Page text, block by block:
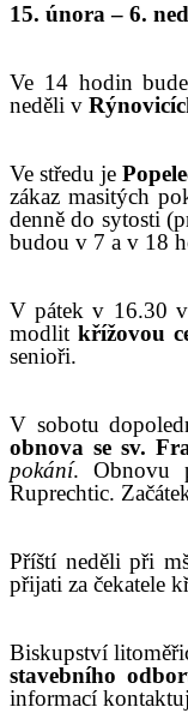
15. února– 6.
Ve 14 hodin
neděli v
Ve středu je
zákaz masitých
denně do sytosti
budou v 7 a v 18
V pátek v 16.30 v
modlit křížovou
senioři.
V sobotu
obnova se sv.
pokání. Obnovu
Ruprechtic.
Příští nedělipři
přijati za čekatele
Biskupství
stavebního
informací